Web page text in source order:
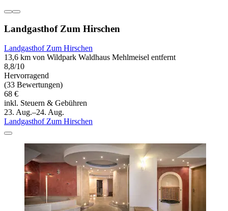
Landgasthof Zum Hirschen
Landgasthof Zum Hirschen
13,6 km von Wildpark Waldhaus Mehlmeisel entfernt
8,8/10
Hervorragend
(33 Bewertungen)
68 €
inkl. Steuern & Gebühren
23. Aug.–24. Aug.
Landgasthof Zum Hirschen